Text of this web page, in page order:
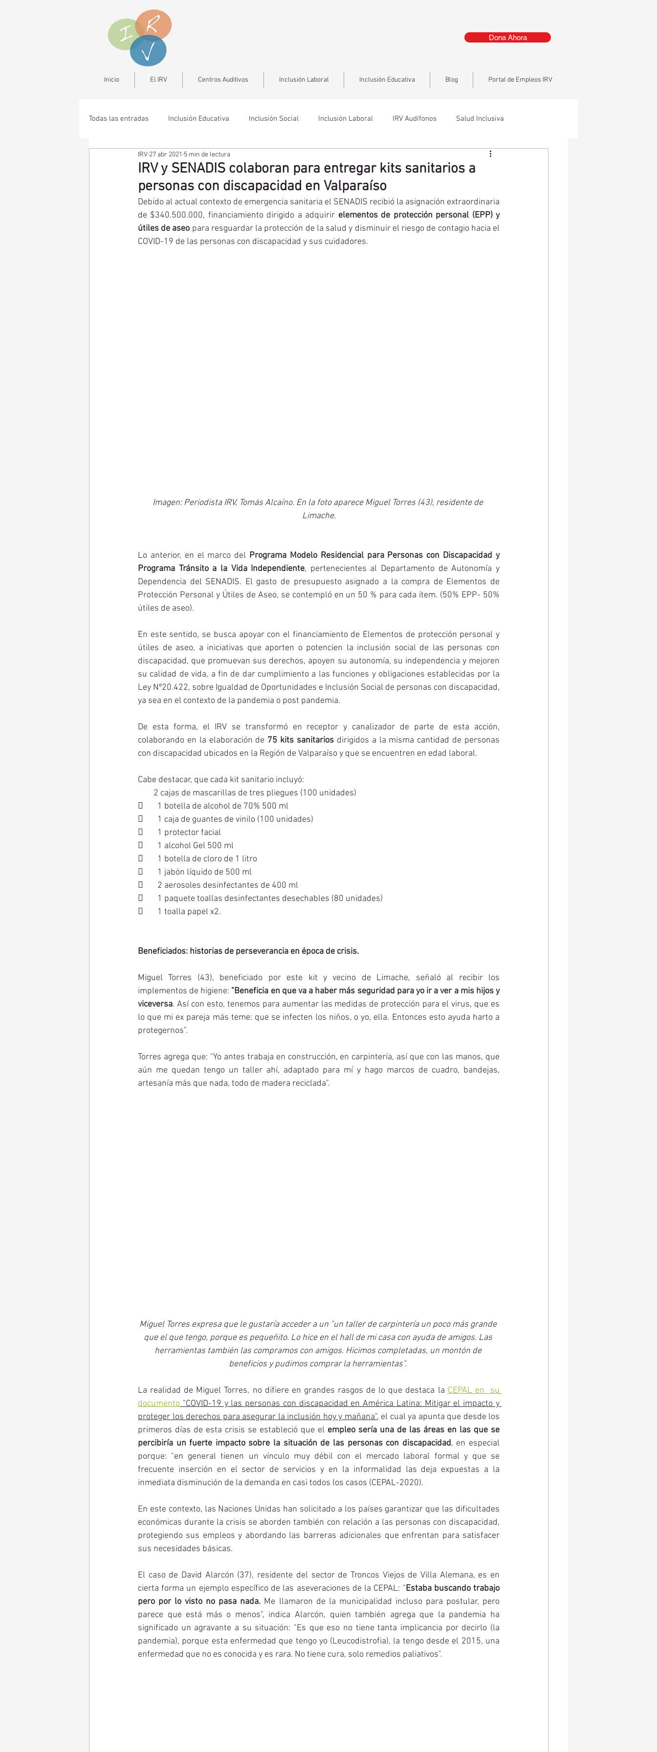
Dona Ahora
Inicio El IRV Centros Auditivos Inclusión Laboral Inclusión Educativa Blog Portal de Empleos IRV
Todas las entradas Inclusión Educativa Inclusión Social Inclusión Laboral IRV Audífonos Salud Inclusiva
IRV y SENADIS colaboran para entregar kits sanitarios a
personas con discapacidad en Valparaíso
IRV 27 abr 2021 5 min de lectura
Debido al actual contexto de emergencia sanitaria el SENADIS recibió la asignación extraordinaria
de $340.500.000, financiamiento dirigido a adquirir elementos de protección personal (EPP) y
útiles de aseo para resguardar la protección de la salud y disminuir el riesgo de contagio hacia el
COVID-19 de las personas con discapacidad y sus cuidadores.
Imagen: Periodista IRV, Tomás Alcaíno. En la foto aparece Miguel Torres (43), residente de
Limache.
Lo anterior, en el marco del Programa Modelo Residencial para Personas con Discapacidad y
Programa Tránsito a la Vida Independiente, pertenecientes al Departamento de Autonomía y
Dependencia del SENADIS. El gasto de presupuesto asignado a la compra de Elementos de
Protección Personal y Útiles de Aseo, se contempló en un 50 % para cada ítem. (50% EPP- 50%
útiles de aseo).
En este sentido, se busca apoyar con el financiamiento de Elementos de protección personal y
útiles de aseo, a iniciativas que aporten o potencien la inclusión social de las personas con
discapacidad, que promuevan sus derechos, apoyen su autonomía, su independencia y mejoren
su calidad de vida, a fin de dar cumplimiento a las funciones y obligaciones establecidas por la
Ley Nº20.422, sobre Igualdad de Oportunidades e Inclusión Social de personas con discapacidad,
ya sea en el contexto de la pandemia o post pandemia.
De esta forma, el IRV se transformó en receptor y canalizador de parte de esta acción,
colaborando en la elaboración de 75 kits sanitarios dirigidos a la misma cantidad de personas
con discapacidad ubicados en la Región de Valparaíso y que se encuentren en edad laboral.
Cabe destacar, que cada kit sanitario incluyó:
        2 cajas de mascarillas de tres pliegues (100 unidades)
	1 botella de alcohol de 70% 500 ml
	1 caja de guantes de vinilo (100 unidades)
	1 protector facial
	1 alcohol Gel 500 ml
	1 botella de cloro de 1 litro
	1 jabón líquido de 500 ml
	2 aerosoles desinfectantes de 400 ml
	1 paquete toallas desinfectantes desechables (80 unidades)
	1 toalla papel x2.
Beneficiados: historias de perseverancia en época de crisis.
Miguel Torres (43), beneficiado por este kit y vecino de Limache, señaló al recibir los
implementos de higiene: "Beneficia en que va a haber más seguridad para yo ir a ver a mis hijos y
viceversa. Así con esto, tenemos para aumentar las medidas de protección para el virus, que es
lo que mi ex pareja más teme: que se infecten los niños, o yo, ella. Entonces esto ayuda harto a
protegernos".
Torres agrega que: "Yo antes trabaja en construcción, en carpintería, así que con las manos, que
aún me quedan tengo un taller ahí, adaptado para mí y hago marcos de cuadro, bandejas,
artesanía más que nada, todo de madera reciclada".
Miguel Torres expresa que le gustaría acceder a un "un taller de carpintería un poco más grande
que el que tengo, porque es pequeñito. Lo hice en el hall de mi casa con ayuda de amigos. Las
herramientas también las compramos con amigos. Hicimos completadas, un montón de
beneficios y pudimos comprar la herramientas".
La realidad de Miguel Torres, no difiere en grandes rasgos de lo que destaca la CEPAL en  su
documento "COVID-19 y las personas con discapacidad en América Latina: Mitigar el impacto y
proteger los derechos para asegurar la inclusión hoy y mañana", el cual ya apunta que desde los
primeros días de esta crisis se estableció que el empleo sería una de las áreas en las que se
percibiría un fuerte impacto sobre la situación de las personas con discapacidad, en especial
porque: "en general tienen un vínculo muy débil con el mercado laboral formal y que se
frecuente inserción en el sector de servicios y en la informalidad las deja expuestas a la
inmediata disminución de la demanda en casi todos los casos (CEPAL-2020).
En este contexto, las Naciones Unidas han solicitado a los países garantizar que las dificultades
económicas durante la crisis se aborden también con relación a las personas con discapacidad,
protegiendo sus empleos y abordando las barreras adicionales que enfrentan para satisfacer
sus necesidades básicas.
El caso de David Alarcón (37), residente del sector de Troncos Viejos de Villa Alemana, es en
cierta forma un ejemplo específico de las aseveraciones de la CEPAL: "Estaba buscando trabajo
pero por lo visto no pasa nada. Me llamaron de la municipalidad incluso para postular, pero
parece que está más o menos", indica Alarcón, quien también agrega que la pandemia ha
significado un agravante a su situación: "Es que eso no tiene tanta implicancia por decirlo (la
pandemia), porque esta enfermedad que tengo yo (Leucodistrofia), la tengo desde el 2015, una
enfermedad que no es conocida y es rara. No tiene cura, solo remedios paliativos".